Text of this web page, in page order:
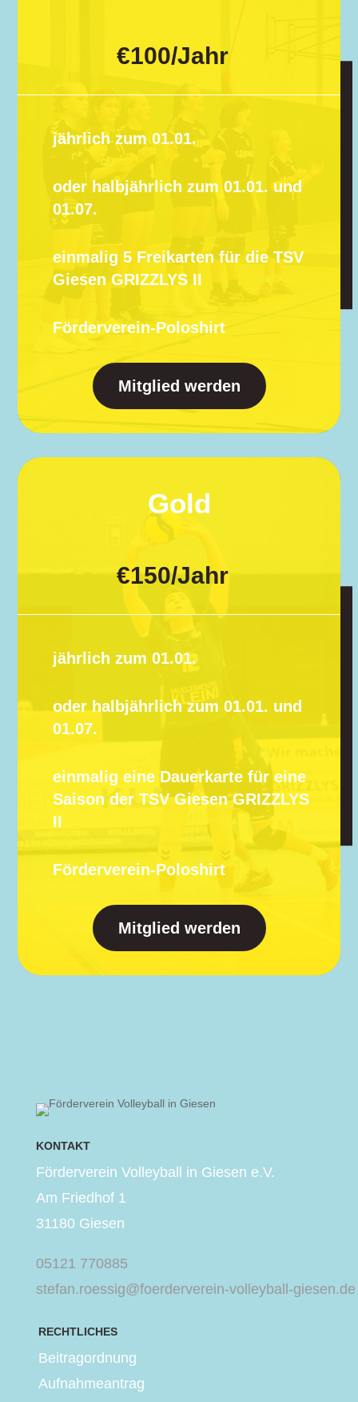
€100/Jahr
jährlich zum 01.01.
oder halbjährlich zum 01.01. und
01.07.
einmalig 5 Freikarten für die TSV
Giesen GRIZZLYS II
Förderverein-Poloshirt
Mitglied werden
Gold
€150/Jahr
jährlich zum 01.01.
oder halbjährlich zum 01.01. und
01.07.
einmalig eine Dauerkarte für eine
Saison der TSV Giesen GRIZZLYS
II
Förderverein-Poloshirt
Mitglied werden
KONTAKT
Förderverein Volleyball in Giesen e.V.
Am Friedhof 1
31180 Giesen
05121 770885
stefan.roessig@foerderverein-volleyball-giesen.de
RECHTLICHES
Beitragordnung
Aufnahmeantrag